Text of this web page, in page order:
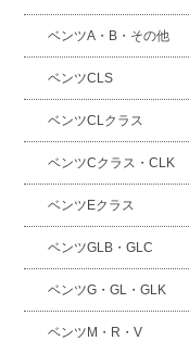
ベンツA・B・その他
ベンツCLS
ベンツCLクラス
ベンツCクラス・CLK
ベンツEクラス
ベンツGLB・GLC
ベンツG・GL・GLK
ベンツM・R・V